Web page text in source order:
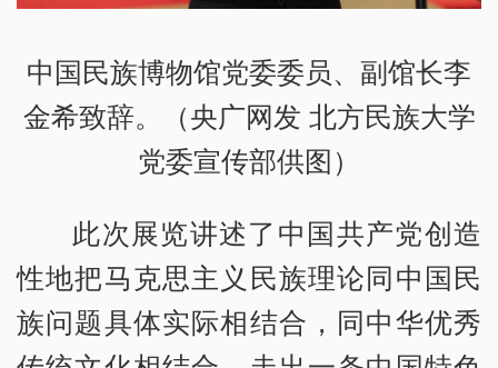
中国民族博物馆党委委员、副馆长李
金希致辞。（央广网发 北方民族大学
党委宣传部供图）
此次展览讲述了中国共产党创造
性地把马克思主义民族理论同中国民
族问题具体实际相结合，同中华优秀